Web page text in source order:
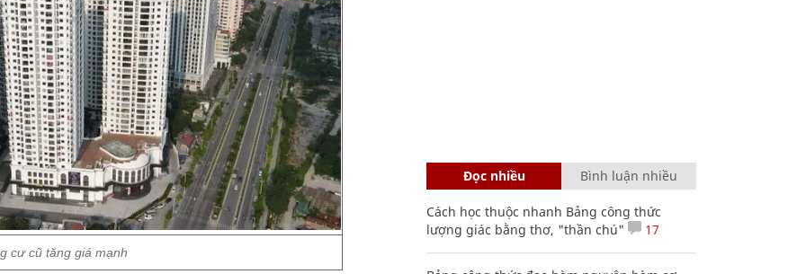
cư cũ tăng giá mạnh
Đọc nhiều Bình luận nhiều
Cách học thuộc nhanh Bảng công thức
lượng giác bằng thơ, "thần chú"
17